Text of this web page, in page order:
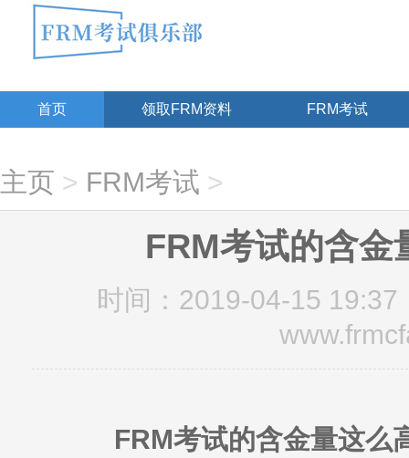
首页 领取FRM资料 FRM考试
主页 > FRM考试 >
FRM考试的含金
时间：2019-04-15 19:37
FRM考试的含金量这么